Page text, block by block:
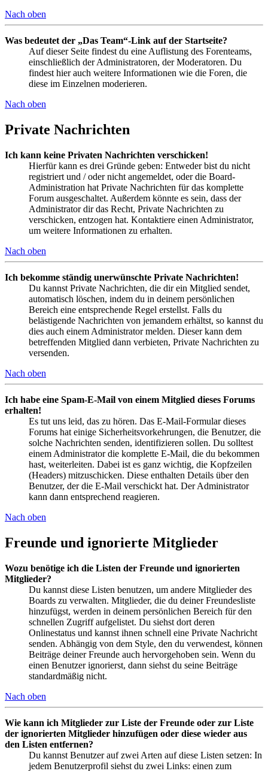
Nach oben
Was bedeutet der „Das Team“-Link auf der Startseite?
Auf dieser Seite findest du eine Auflistung des Forenteams,
einschließlich der Administratoren, der Moderatoren. Du
findest hier auch weitere Informationen wie die Foren, die
diese im Einzelnen moderieren.
Nach oben
Private Nachrichten
Ich kann keine Privaten Nachrichten verschicken!
Hierfür kann es drei Gründe geben: Entweder bist du nicht
registriert und / oder nicht angemeldet, oder die Board-
Administration hat Private Nachrichten für das komplette
Forum ausgeschaltet. Außerdem könnte es sein, dass der
Administrator dir das Recht, Private Nachrichten zu
verschicken, entzogen hat. Kontaktiere einen Administrator,
um weitere Informationen zu erhalten.
Nach oben
Ich bekomme ständig unerwünschte Private Nachrichten!
Du kannst Private Nachrichten, die dir ein Mitglied sendet,
automatisch löschen, indem du in deinem persönlichen
Bereich eine entsprechende Regel erstellst. Falls du
belästigende Nachrichten von jemandem erhältst, so kannst du
dies auch einem Administrator melden. Dieser kann dem
betreffenden Mitglied dann verbieten, Private Nachrichten zu
versenden.
Nach oben
Ich habe eine Spam-E-Mail von einem Mitglied dieses Forums
erhalten!
Es tut uns leid, das zu hören. Das E-Mail-Formular dieses
Forums hat einige Sicherheitsvorkehrungen, die Benutzer, die
solche Nachrichten senden, identifizieren sollen. Du solltest
einem Administrator die komplette E-Mail, die du bekommen
hast, weiterleiten. Dabei ist es ganz wichtig, die Kopfzeilen
(Headers) mitzuschicken. Diese enthalten Details über den
Benutzer, der die E-Mail verschickt hat. Der Administrator
kann dann entsprechend reagieren.
Nach oben
Freunde und ignorierte Mitglieder
Wozu benötige ich die Listen der Freunde und ignorierten
Mitglieder?
Du kannst diese Listen benutzen, um andere Mitglieder des
Boards zu verwalten. Mitglieder, die du deiner Freundesliste
hinzufügst, werden in deinem persönlichen Bereich für den
schnellen Zugriff aufgelistet. Du siehst dort deren
Onlinestatus und kannst ihnen schnell eine Private Nachricht
senden. Abhängig von dem Style, den du verwendest, können
Beiträge deiner Freunde auch hervorgehoben sein. Wenn du
einen Benutzer ignorierst, dann siehst du seine Beiträge
standardmäßig nicht.
Nach oben
Wie kann ich Mitglieder zur Liste der Freunde oder zur Liste
der ignorierten Mitglieder hinzufügen oder diese wieder aus
den Listen entfernen?
Du kannst Benutzer auf zwei Arten auf diese Listen setzen: In
jedem Benutzerprofil siehst du zwei Links: einen zum